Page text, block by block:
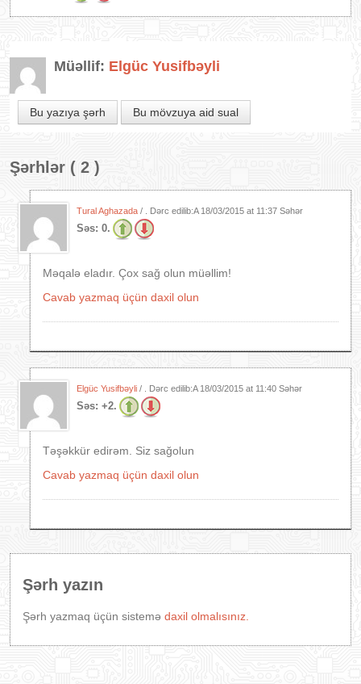
Müəllif: Elgüc Yusifbəyli
Bu yazıya şərh Bu mövzuya aid sual
Şərhlər ( 2 )
Tural Aghazada / . Dərc edilib:A 18/03/2015 at 11:37 Səhər
Səs: 0.
Məqalə eladır. Çox sağ olun müəllim!
Cavab yazmaq üçün daxil olun
Elgüc Yusifbəyli / . Dərc edilib:A 18/03/2015 at 11:40 Səhər
Səs: +2.
Təşəkkür edirəm. Siz sağolun
Cavab yazmaq üçün daxil olun
Şərh yazın
Şərh yazmaq üçün sistemə daxil olmalısınız.